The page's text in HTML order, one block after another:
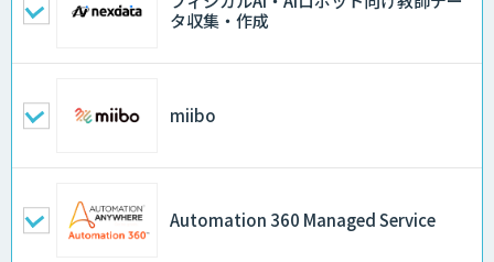
タ収集・作成
miibo
Automation 360 Managed Service